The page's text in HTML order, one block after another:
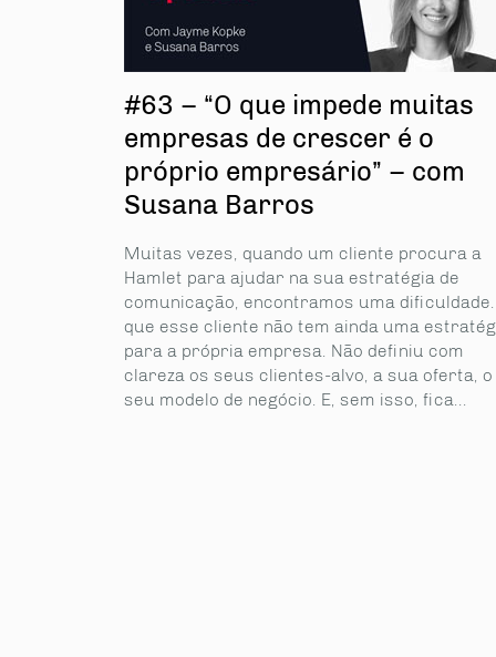
#63 – “O que impede muitas
empresas de crescer é o
próprio empresário” – com
Susana Barros
Muitas vezes, quando um cliente procura a
Hamlet para ajudar na sua estratégia de
comunicação, encontramos uma dificuldade.
que esse cliente não tem ainda uma
para a própria empresa. Não definiu com
clareza os seus clientes-alvo, a sua oferta, o
seu modelo de negócio. E, sem isso, fica...